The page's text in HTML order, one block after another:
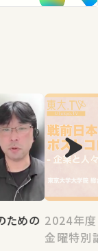
ための 2024年度
金曜特別